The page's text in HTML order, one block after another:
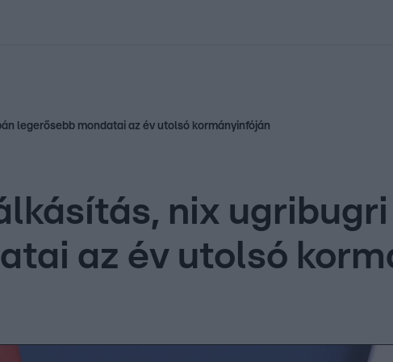
legerősebb mondatai az év utolsó kormányinfóján
nix
az év utolsó